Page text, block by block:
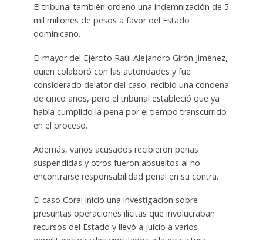
El tribunal también ordenó una indemnización de 5
mil millones de pesos a favor del Estado
dominicano.
El mayor del Ejército Raúl Alejandro Girón Jiménez,
quien colaboró con las autoridades y fue
considerado delator del caso, recibió una condena
de cinco años, pero el tribunal estableció que ya
había cumplido la pena por el tiempo transcurrido
en el proceso.
Además, varios acusados recibieron penas
suspendidas y otros fueron absueltos al no
encontrarse responsabilidad penal en su contra.
El caso Coral inició una investigación sobre
presuntas operaciones ilícitas que involucraban
recursos del Estado y llevó a juicio a varios